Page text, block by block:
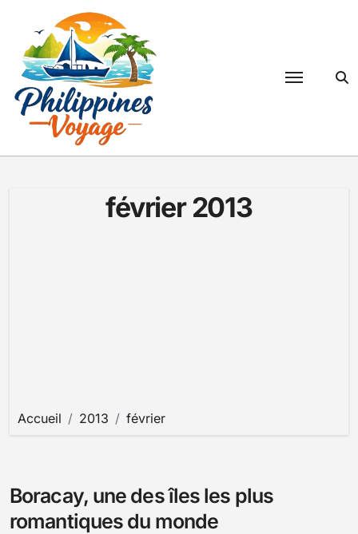
contenu
février 2013
Accueil 2013 février
Boracay, une des îles les plus
romantiques du monde